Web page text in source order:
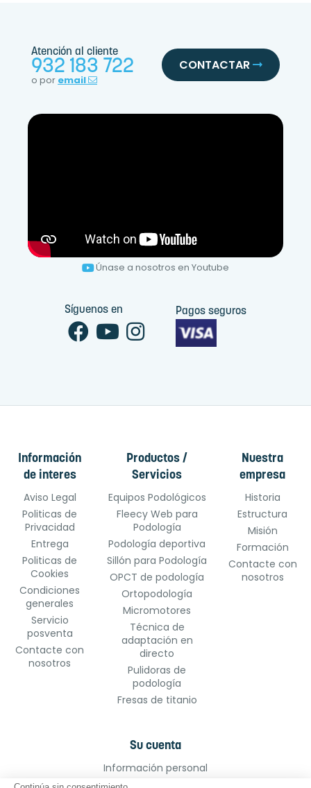
Atención al cliente
932 183 722
o por email
CONTACTAR
Únase a nosotros en Youtube
Síguenos en Pagos seguros
Información
de interes
Aviso Legal
Politicas de
Privacidad
Entrega
Politicas de
Cookies
Condiciones
generales
Servicio
posventa
Contacte con
nosotros
Productos /
Servicios
Equipos Podológicos
Fleecy Web para
Podología
Podología deportiva
Sillón para Podología
OPCT de podología
Ortopodología
Micromotores
Técnica de
adaptación en
directo
Pulidoras de
podología
Fresas de titanio
Nuestra
empresa
Historia
Estructura
Misión
Formación
Contacte con
nosotros
Su cuenta
Información personal